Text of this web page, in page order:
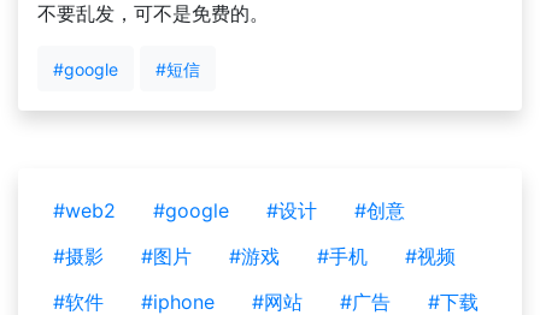
不要乱发，可不是免费的。
#google #短信
#web2 #google #设计
#创意
#摄影
#图片 #游戏 #手机
#视频
#软件
#iphone #网站 #广告
#下载